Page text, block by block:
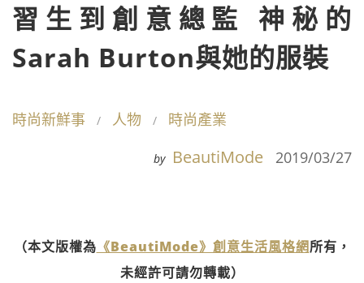
習生到創意總監 神秘的
Sarah Burton與她的服裝
時尚新鮮事 人物 時尚產業
by BeautiMode 2019/03/27
（本文版權為 《BeautiMode》創意生活風格網所有，
未經許可請勿轉載）